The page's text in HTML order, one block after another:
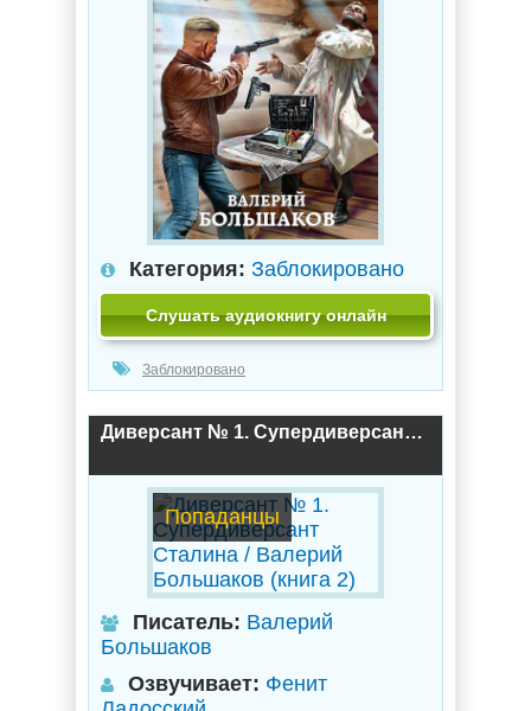
Категория: Заблокировано
Слушать аудиокнигу онлайн
Заблокировано
Диверсант № 1. Супердиверсант Сталина / Валерий Большаков (книга 2)
Попаданцы
Писатель: Валерий
Большаков
Озвучивает: Фенит